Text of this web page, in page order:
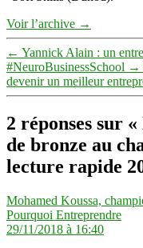
Voir l’archive →
← Yannick Alain : un
#NeuroBusinessSchool →
devenir un meilleur
2 réponses sur
de bronze au
lecture rapide
Mohamed Koussa,
Pourquoi Entreprendredit :
29/11/2018 à 16:40